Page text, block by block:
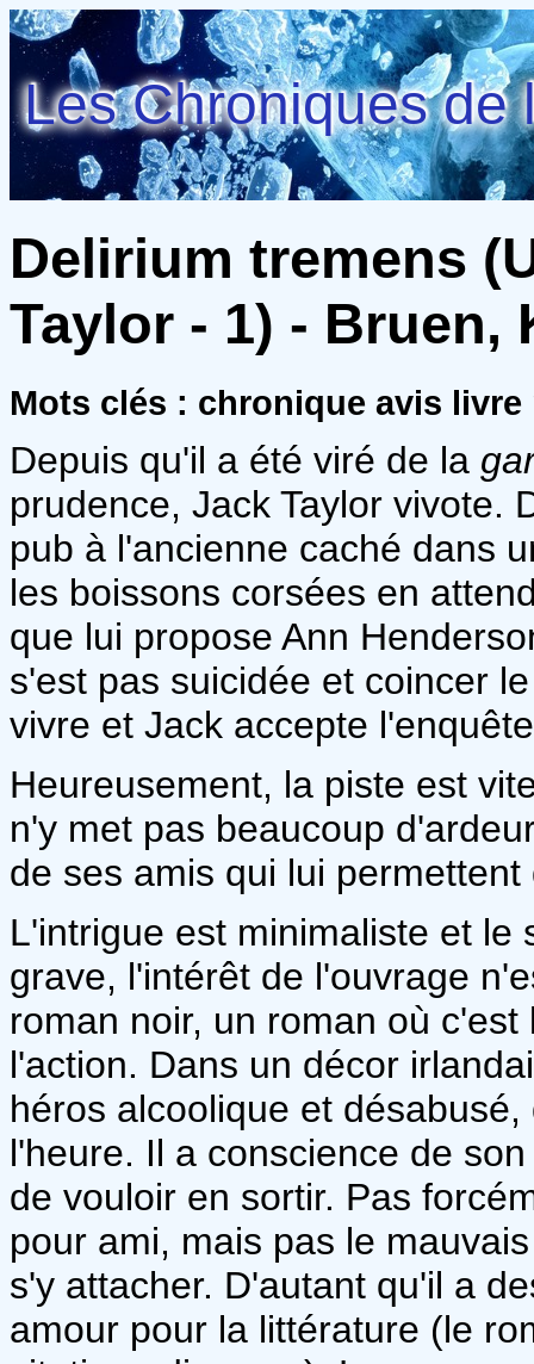
Les Chroniques de
Delirium tremens
Taylor - 1) - Bruen,
Mots clés : chronique avis
Depuis qu'il a été viré de la
prudence, Jack Taylor vivote.
pub à l'ancienne caché dans
les boissons corsées en
que lui propose Ann
s'est pas suicidée et coincer
vivre et Jack accepte
Heureusement, la piste est
n'y met pas beaucoup
de ses amis qui lui permettent
L'intrigue est minimaliste et le
grave, l'intérêt de l'ouvrage
roman noir, un roman où
l'action. Dans un décor
héros alcoolique et
l'heure. Il a conscience de
de vouloir en sortir. Pas
pour ami, mais pas le
s'y attacher. D'autant qu'il a
amour pour la littérature (le